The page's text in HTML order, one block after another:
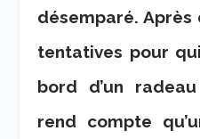
désemparé.
tentatives pour
bord d’un
rend compte